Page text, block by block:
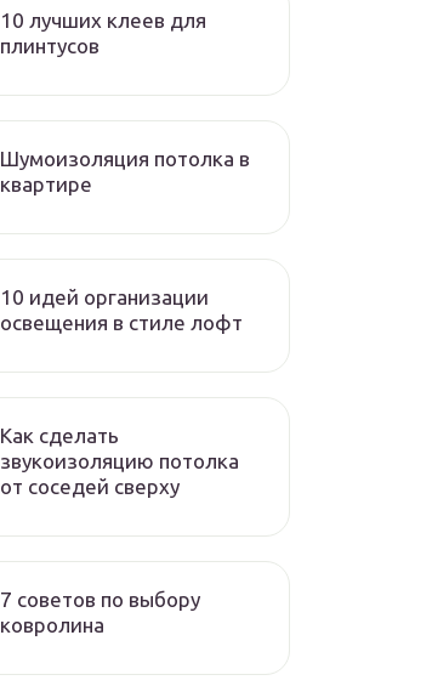
10 лучших клеев для
плинтусов
Шумоизоляция потолка в
квартире
10 идей организации
освещения в стиле лофт
Как сделать
звукоизоляцию потолка
от соседей сверху
7 советов по выбору
ковролина